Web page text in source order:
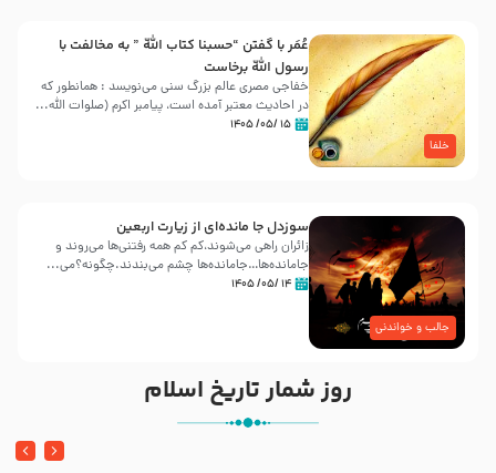
خلفا
عُمَر با گفتن “حسبنا كتاب اللّه ” به مخالفت با
رسول اللّه برخاست
خفاجی مصری عالم بزرگ سنی می‌نویسد : همانطور که
در احادیث معتبر آمده است، پیامبر اکرم (صلوات اللّه...
۱۵ /۰۵/ ۱۴۰۵
جالب و خواندنی
سوزدل جا مانده‌ای از زیارت اربعین
زائران راهی می‌شوند،کم‌ کم همه رفتنی‌ها می‌روند و
جامانده‌ها…جامانده‌ها چشم می‌بندند.چگونه؟می‌...
۱۴ /۰۵/ ۱۴۰۵
روز شمار تاریخ اسلام